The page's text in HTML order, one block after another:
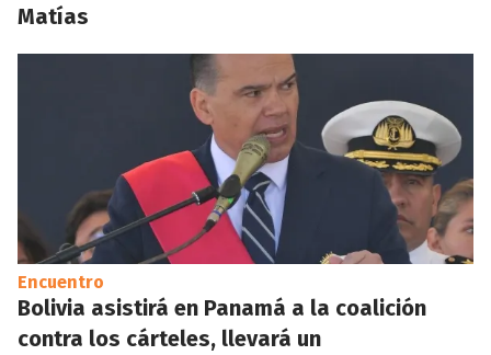
Matías
Encuentro
Bolivia asistirá en Panamá a la coalición
contra los cárteles, llevará un